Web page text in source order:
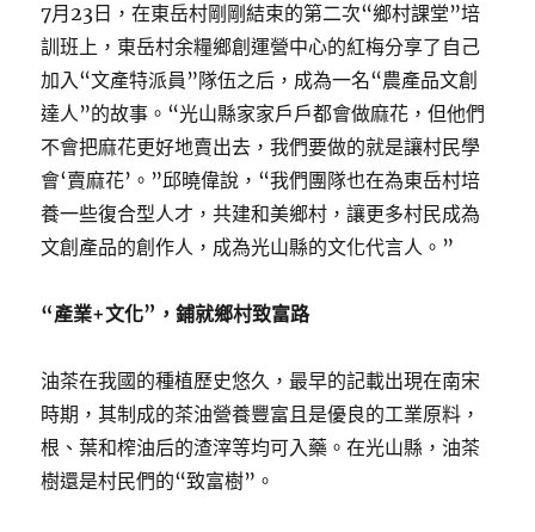
7月23日，在東岳村剛剛結束的第二次“鄉村課堂”培
訓班上，東岳村余糧鄉創運營中心的紅梅分享了自己
加入“文產特派員”隊伍之后，成為一名“農產品文創
達人”的故事。“光山縣家家戶戶都會做麻花，但他們
不會把麻花更好地賣出去，我們要做的就是讓村民學
會‘賣麻花’。”邱曉偉說，“我們團隊也在為東岳村培
養一些復合型人才，共建和美鄉村，讓更多村民成為
文創產品的創作人，成為光山縣的文化代言人。”
“產業+文化”，鋪就鄉村致富路
油茶在我國的種植歷史悠久，最早的記載出現在南宋
時期，其制成的茶油營養豐富且是優良的工業原料，
根、葉和榨油后的渣滓等均可入藥。在光山縣，油茶
樹還是村民們的“致富樹”。